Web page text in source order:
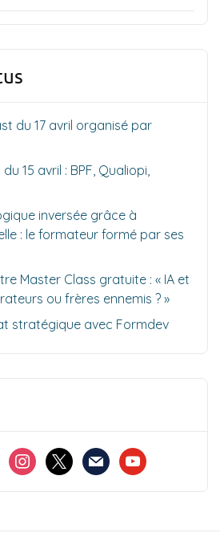
du 17 avril organisé par
15 avril : BPF, Qualiopi,
inversée grâce à
: le formateur formé par ses
Master Class gratuite : « IA et
ou frères ennemis ? »
stratégique avec Formdev
instagram
x mail youtube